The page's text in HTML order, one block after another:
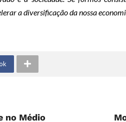
a diversificação da nossa
no Médio